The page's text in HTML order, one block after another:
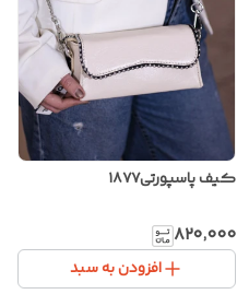
کیف پاسپورتی۱۸۷۷
۸۲۰٬۰۰۰
افزودن به سبد